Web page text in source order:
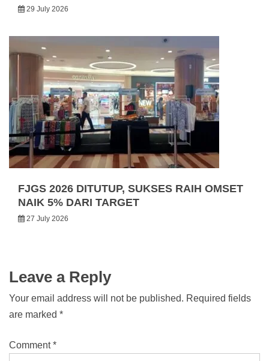
29 July 2026
FJGS 2026 DITUTUP, SUKSES RAIH OMSET
NAIK 5% DARI TARGET
27 July 2026
Leave a Reply
Your email address will not be published. Required fields
are marked *
Comment*